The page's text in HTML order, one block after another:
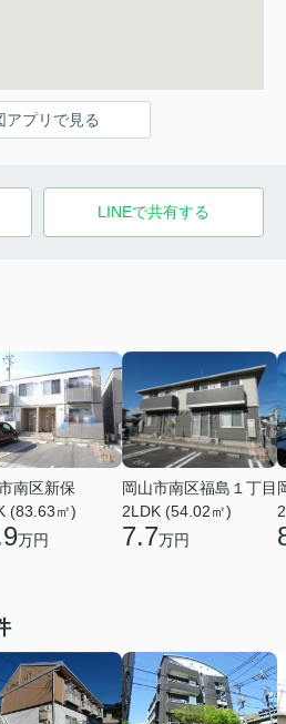
アプリで見る
LINEで共有する
南区新保
(83.63㎡)
万円
岡山市南区福島１丁目
2LDK (54.02㎡)
7.7万円